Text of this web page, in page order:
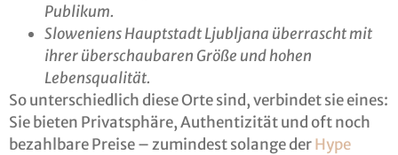
Publikum.
Sloweniens Hauptstadt Ljubljana überrascht mit
ihrer überschaubaren Größe und hohen
Lebensqualität.
So unterschiedlich diese Orte sind, verbindet sie eines:
Sie bieten Privatsphäre, Authentizität und oft noch
bezahlbare Preise – zumindest solange derHype